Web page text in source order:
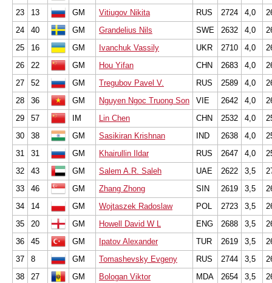
23
13 GM Vitiugov Nikita RUS 2724 4,0
24
40 GM Grandelius Nils SWE 2632 4,0
25
16 GM Ivanchuk Vassily UKR 2710 4,0
26
22 GM Hou Yifan CHN 2683 4,0
27
52 GM Tregubov Pavel V. RUS 2589 4,0
28
36 GM Nguyen Ngoc Truong Son VIE 2642 4,0
29
57 IM Lin Chen CHN 2532 4,0
30
38 GM Sasikiran Krishnan IND 2638 4,0
31
31 GM Khairullin Ildar RUS 2647 4,0
32
43 GM Salem A.R. Saleh UAE 2622 3,5
33
46 GM Zhang Zhong SIN 2619 3,5
34
14 GM Wojtaszek Radoslaw POL 2723 3,5
35
20 GM Howell David W L ENG 2688 3,5
36
45 GM Ipatov Alexander TUR 2619 3,5
37
8 GM Tomashevsky Evgeny RUS 2744 3,5
38
27 GM Bologan Viktor MDA 2654 3,5